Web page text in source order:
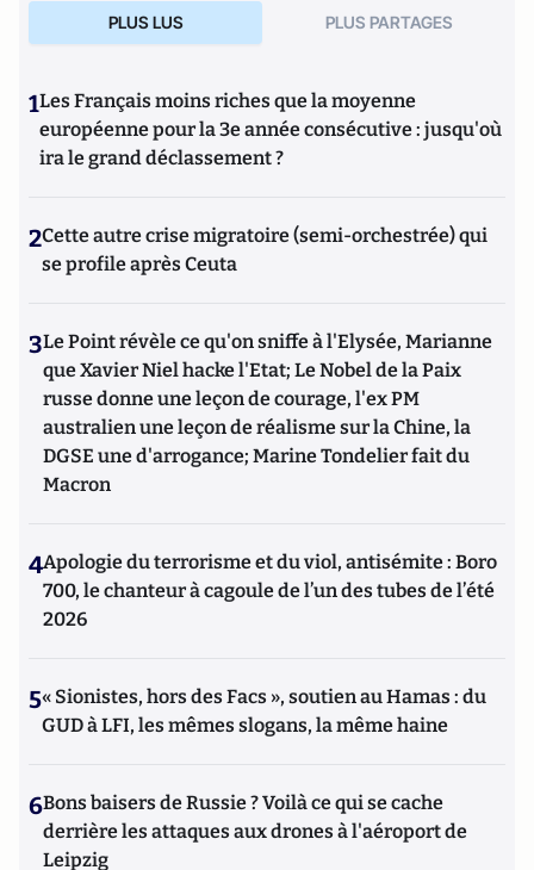
PLUS LUS PLUS PARTAGES
1Les Français moins riches que la moyenne
européenne pour la 3e année consécutive : jusqu'où
ira le grand déclassement ?
2Cette autre crise migratoire (semi-orchestrée) qui
se profile après Ceuta
3Le Point révèle ce qu'on sniffe à l'Elysée, Marianne
que Xavier Niel hacke l'Etat; Le Nobel de la Paix
russe donne une leçon de courage, l'ex PM
australien une leçon de réalisme sur la Chine, la
DGSE une d'arrogance; Marine Tondelier fait du
Macron
4Apologie du terrorisme et du viol, antisémite : Boro
700, le chanteur à cagoule de l’un des tubes de l’été
2026
5« Sionistes, hors des Facs », soutien au Hamas : du
GUD à LFI, les mêmes slogans, la même haine
6Bons baisers de Russie ? Voilà ce qui se cache
derrière les attaques aux drones à l'aéroport de
Leipzig